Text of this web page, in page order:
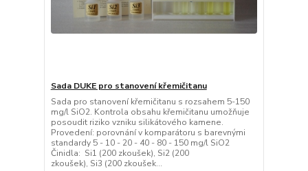
Sada DUKE pro stanovení křemičitanu
Sada pro stanovení křemičitanu s rozsahem 5-150
mg/l SiO2. Kontrola obsahu křemičitanu umožňuje
posoudit riziko vzniku silikátového kamene.
Provedení: porovnání v komparátoru s barevnými
standardy 5 - 10 - 20 - 40 - 80 - 150 mg/l SiO2
Činidla: Si1 (200 zkoušek), Si2 (200
zkoušek), Si3 (200 zkoušek...